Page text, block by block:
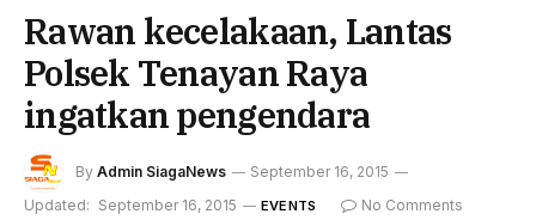
Rawan kecelakaan, Lantas
Polsek Tenayan Raya
ingatkan pengendara
By Admin SiagaNews
September 16, 2015
Updated: September 16, 2015 EVENTS
No Comments